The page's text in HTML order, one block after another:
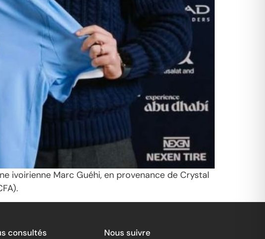
ivoirienne Marc Guéhi, en provenance de Crystal
consultés Nous suivre